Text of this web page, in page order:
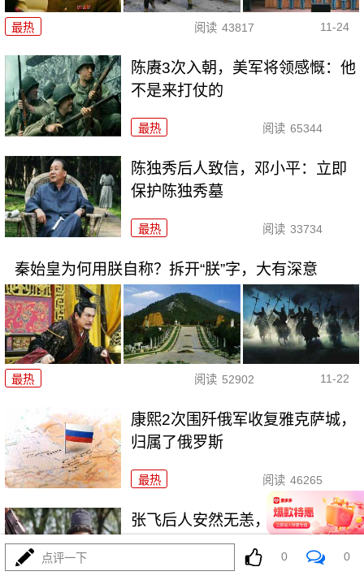
最热 阅读 43817 11-24
陈赓3次入朝，美军将领感慨：他
不是来打仗的
最热 阅读 65344
陈独秀后人致信，邓小平：立即
保护陈独秀墓
最热 阅读 33734
秦始皇为何用朕自称？拆开“朕”字，大有深意
最热 阅读 52902 11-22
康熙2次围歼俄军收复雅克萨城，
归属了俄罗斯
最热 阅读 46265
张飞后人安然无恙，为何关羽后
人却满门被杀？
点评一下 0 0